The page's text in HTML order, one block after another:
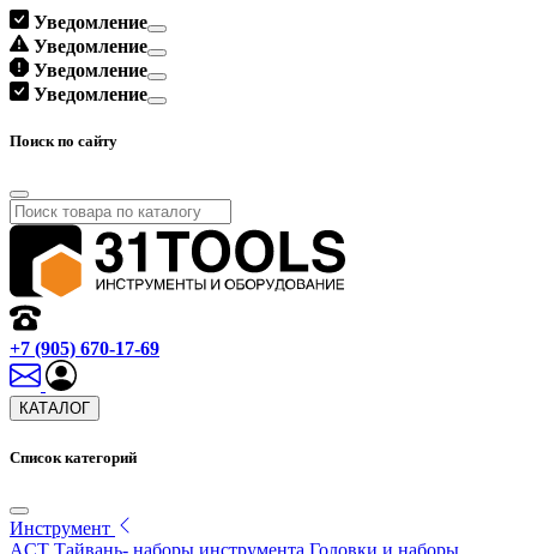
Уведомление
Уведомление
Уведомление
Уведомление
Поиск по сайту
+7 (905) 670-17-69
КАТАЛОГ
Список категорий
Инструмент
ACT Тайвань- наборы инструмента Головки и наборы